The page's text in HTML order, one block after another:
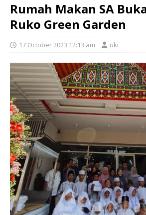
Rumah Makan SA
Ruko Green Garden
17 October 2023 12:13 am uki